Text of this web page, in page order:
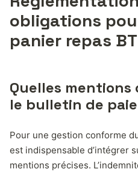
obligations
panier repas
Quelles
le bulletin de
Pour une gestion conforme
est indispensable d’intégrer
mentions précises.